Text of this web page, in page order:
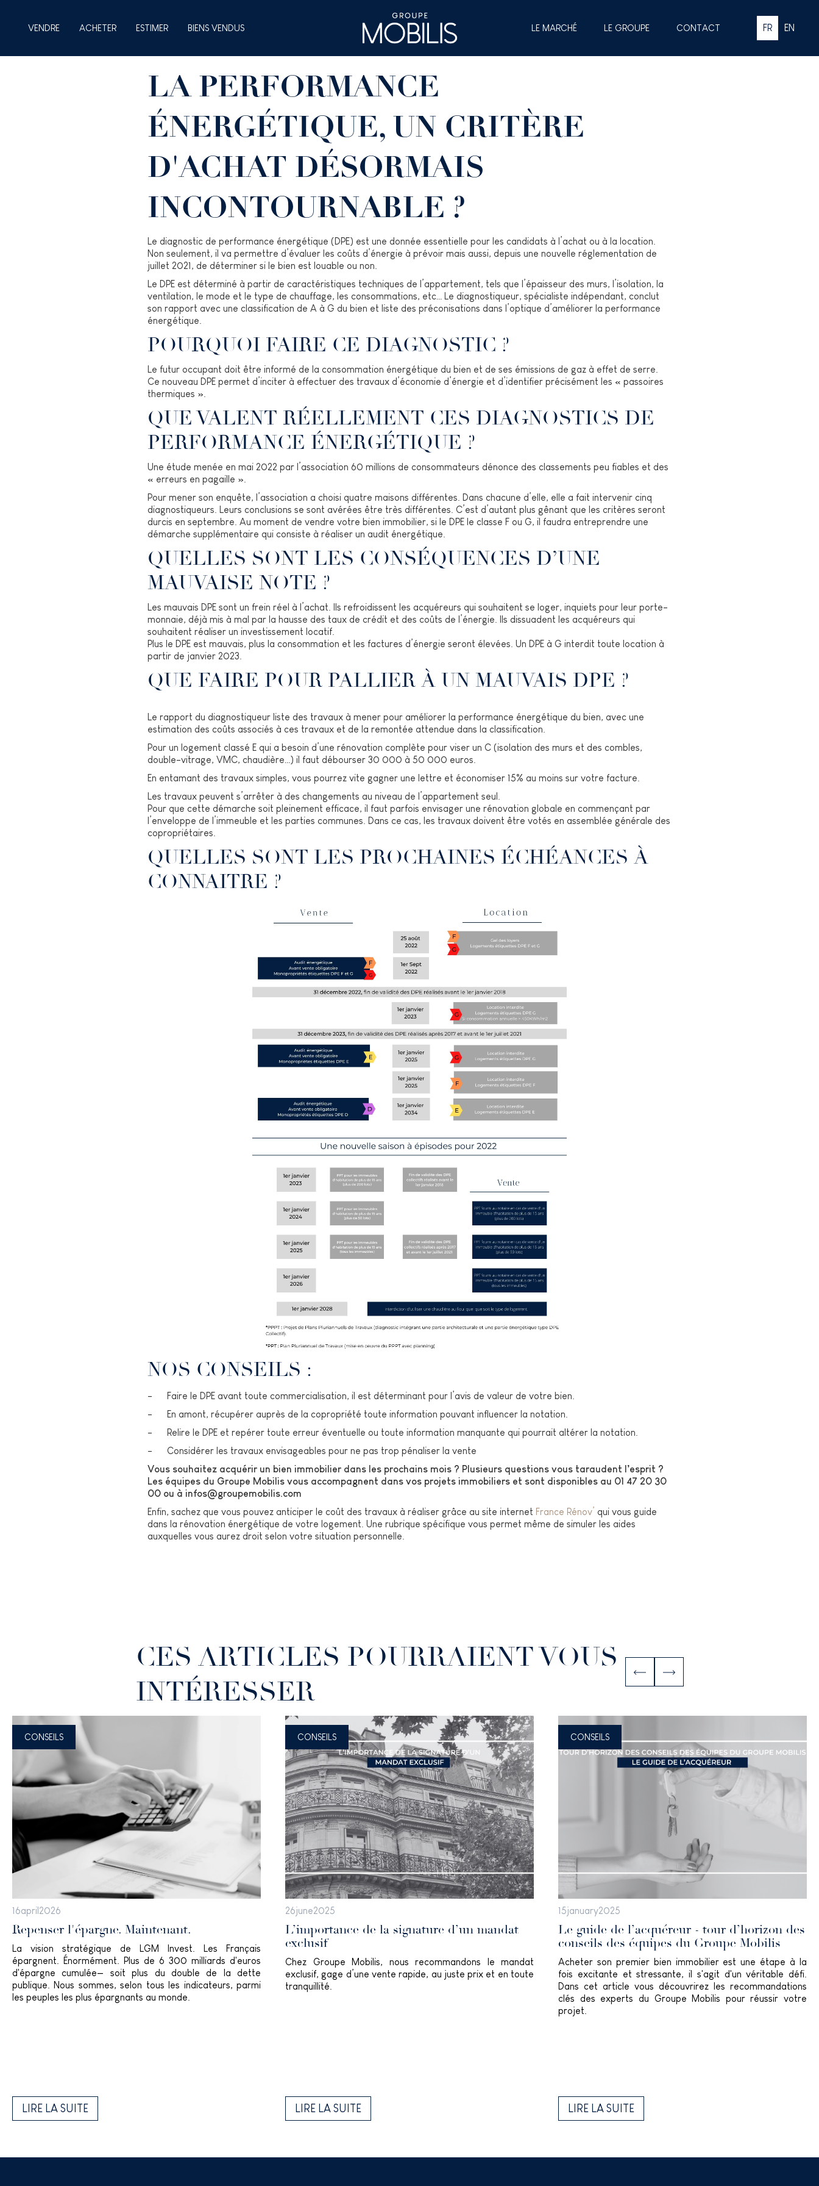
VENDRE ACHETER ESTIMER BIENS VENDUS LE MARCHÉ LE GROUPE CONTACT FR EN
LA PERFORMANCE
ÉNERGÉTIQUE, UN CRITÈRE
D'ACHAT DÉSORMAIS
INCONTOURNABLE ?
Le diagnostic de performance énergétique (DPE) est une donnée essentielle pour les candidats à l’achat ou à la location.
Non seulement, il va permettre d’évaluer les coûts d’énergie à prévoir mais aussi, depuis une nouvelle réglementation de
juillet 2021, de déterminer si le bien est louable ou non.
Le DPE est déterminé à partir de caractéristiques techniques de l’appartement, tels que l’épaisseur des murs, l’isolation, la
ventilation, le mode et le type de chauffage, les consommations, etc… Le diagnostiqueur, spécialiste indépendant, conclut
son rapport avec une classification de A à G du bien et liste des préconisations dans l’optique d’améliorer la performance
énergétique.
POURQUOI FAIRE CE DIAGNOSTIC ?
Le futur occupant doit être informé de la consommation énergétique du bien et de ses émissions de gaz à effet de serre.
Ce nouveau DPE permet d’inciter à effectuer des travaux d’économie d’énergie et d’identifier précisément les « passoires
thermiques ».
QUE VALENT RÉELLEMENT CES DIAGNOSTICS DE
PERFORMANCE ÉNERGÉTIQUE ?
Une étude menée en mai 2022 par l’association 60 millions de consommateurs dénonce des classements peu fiables et des
« erreurs en pagaille ».
Pour mener son enquête, l’association a choisi quatre maisons différentes. Dans chacune d’elle, elle a fait intervenir cinq
diagnostiqueurs. Leurs conclusions se sont avérées être très différentes. C’est d’autant plus gênant que les critères seront
durcis en septembre. Au moment de vendre votre bien immobilier, si le DPE le classe F ou G, il faudra entreprendre une
démarche supplémentaire qui consiste à réaliser un audit énergétique.
QUELLES SONT LES CONSÉQUENCES D’UNE
MAUVAISE NOTE ?
Les mauvais DPE sont un frein réel à l’achat. Ils refroidissent les acquéreurs qui souhaitent se loger, inquiets pour leur porte-
monnaie, déjà mis à mal par la hausse des taux de crédit et des coûts de l’énergie. Ils dissuadent les acquéreurs qui
souhaitent réaliser un investissement locatif.
Plus le DPE est mauvais, plus la consommation et les factures d’énergie seront élevées. Un DPE à G interdit toute location à
partir de janvier 2023.
QUE FAIRE POUR PALLIER À UN MAUVAIS DPE ?
Le rapport du diagnostiqueur liste des travaux à mener pour améliorer la performance énergétique du bien, avec une
estimation des coûts associés à ces travaux et de la remontée attendue dans la classification.
Pour un logement classé E qui a besoin d’une rénovation complète pour viser un C (isolation des murs et des combles,
double-vitrage, VMC, chaudière…) il faut débourser 30 000 à 50 000 euros.
En entamant des travaux simples, vous pourrez vite gagner une lettre et économiser 15% au moins sur votre facture.
Les travaux peuvent s’arrêter à des changements au niveau de l’appartement seul.
Pour que cette démarche soit pleinement efficace, il faut parfois envisager une rénovation globale en commençant par
l’enveloppe de l’immeuble et les parties communes. Dans ce cas, les travaux doivent être votés en assemblée générale des
copropriétaires.
QUELLES SONT LES PROCHAINES ÉCHÉANCES À
CONNAITRE ?
NOS CONSEILS :
- Faire le DPE avant toute commercialisation, il est déterminant pour l’avis de valeur de votre bien.
- En amont, récupérer auprès de la copropriété toute information pouvant influencer la notation.
- Relire le DPE et repérer toute erreur éventuelle ou toute information manquante qui pourrait altérer la notation.
- Considérer les travaux envisageables pour ne pas trop pénaliser la vente
Vous souhaitez acquérir un bien immobilier dans les prochains mois ? Plusieurs questions vous taraudent l’esprit ?
Les équipes du Groupe Mobilis vous accompagnent dans vos projets immobiliers et sont disponibles au 01 47 20 30
00 ou à infos@groupemobilis.com
Enfin, sachez que vous pouvez anticiper le coût des travaux à réaliser grâce au site internet France Rénov’ qui vous guide
dans la rénovation énergétique de votre logement. Une rubrique spécifique vous permet même de simuler les aides
auxquelles vous aurez droit selon votre situation personnelle.
CES ARTICLES POURRAIENT VOUS
INTÉRESSER
CONSEILS
16april 2026
Repenser l'épargne. Maintenant.
La vision stratégique de LGM Invest. Les Français
épargnent. Énormément. Plus de 6 300 milliards d'euros
d'épargne cumulée— soit plus du double de la dette
publique. Nous sommes, selon tous les indicateurs, parmi
les peuples les plus épargnants au monde.
LIRE LA SUITE
CONSEILS
26june2025
L’importance de la signature d’un mandat
exclusif
Chez Groupe Mobilis, nous recommandons le mandat
exclusif, gage d’une vente rapide, au juste prix et en toute
tranquillité.
LIRE LA SUITE
CONSEILS
15january2025
Le guide de l’acquéreur - tour d’horizon des
conseils des équipes du Groupe Mobilis
Acheter son premier bien immobilier est une étape à la
fois excitante et stressante, il s'agit d'un véritable défi.
Dans cet article vous découvrirez les recommandations
clés des experts du Groupe Mobilis pour réussir votre
projet.
LIRE LA SUITE